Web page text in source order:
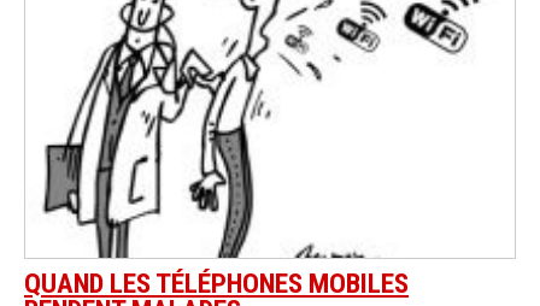
QUAND LES TÉLÉPHONES MOBILES